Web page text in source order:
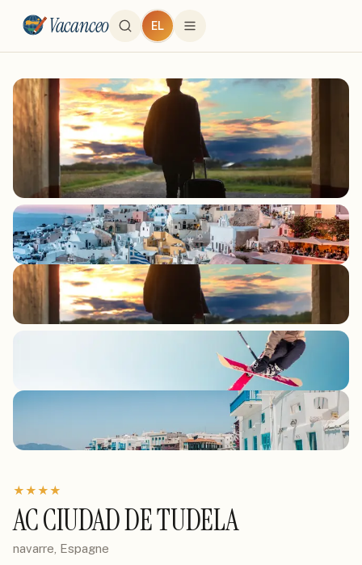
Vacanceo EL
★★★★
AC CIUDAD DE TUDELA
navarre, Espagne